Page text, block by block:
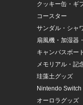
クッキー缶・ギ
コースター
サンダル・シャ
扇風機・加湿器
キャンバスボー
メモリアル・記
珪藻土グッズ
Nintendo Switch
オーロラグッズ